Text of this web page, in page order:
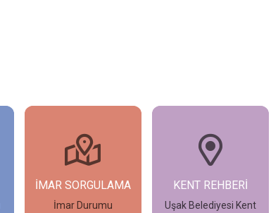
İMAR SORGULAMA
İmar Durumu
KENT REHBERİ
Uşak Belediyesi Kent